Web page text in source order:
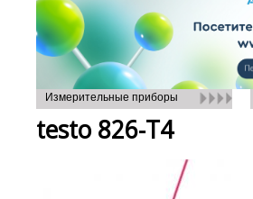
Измерительные приборы
testo 826-T4